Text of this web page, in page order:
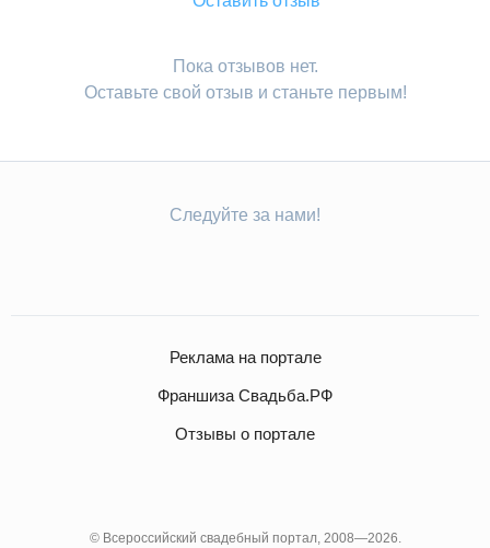
Пока отзывов нет.
Оставьте свой отзыв и станьте первым!
Следуйте за нами!
Реклама на портале
Франшиза Свадьба.РФ
Отзывы о портале
© Всероссийский свадебный портал, 2008—2026.